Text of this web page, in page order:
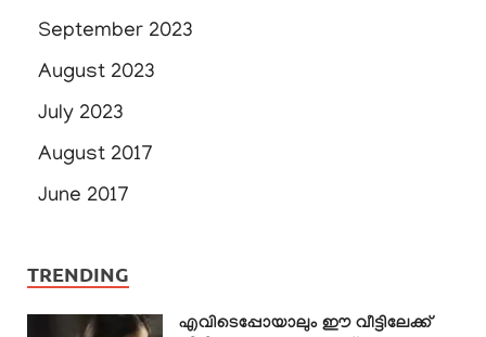
September 2023
August 2023
July 2023
August 2017
June 2017
TRENDING
എവിടെപ്പോയാലും ഈ വീട്ടിലേക്ക്